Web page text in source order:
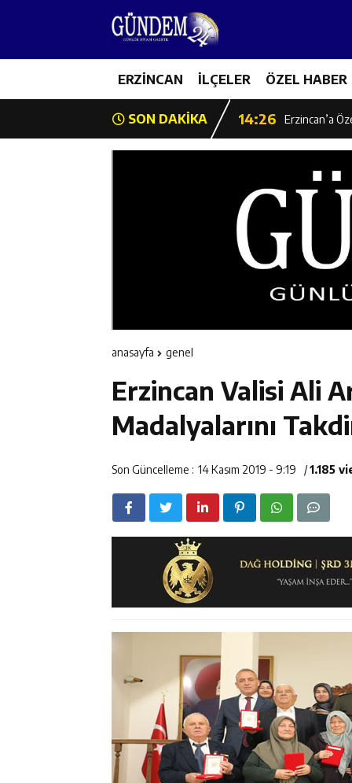
ERZİNCAN İLÇELER ÖZEL HABER
SON DAKİKA
14:26 Geleceğin
14:26 Erzincan’a
14:25 İl Müdürü
14:24 İlk Durak
14:22 30 İlde Deaş
14:22 Milli
14:26 Geleceğin
anasayfa genel
Erzincan Valisi Ali
Madalyalarını
Son Güncelleme : 14 Kasım 2019 - 9:19 /1.185